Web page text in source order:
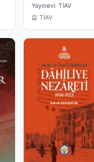
the Turkish
Ministry of the
Yayınevi: TİAV
TİAV